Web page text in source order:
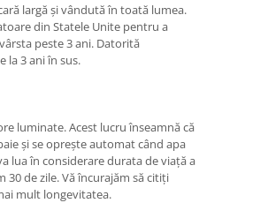
largă și vândută în toată lumea.
din Statele Unite pentru a
peste 3 ani. Datorită
la 3 ani în sus.
luminate. Acest lucru înseamnă că
și se oprește automat când apa
lua în considerare durata de viață a
30 de zile. Vă încurajăm să citiți
mult longevitatea.